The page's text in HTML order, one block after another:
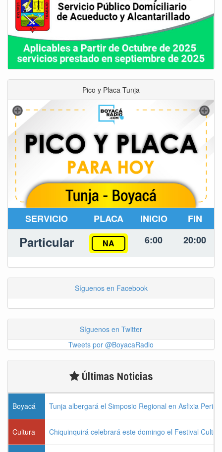
Pico y Placa Tunja
SERVICIO PLACA INICIO FIN
Particular NA 6:00 20:00
Síguenos en Facebook
Síguenos en Twitter
Tweets por @BoyacaRadio
Últimas Noticias
Boyacá Tunja albergará el Simposio Regional en Asfixia
Cultura Chiquinquirá celebrará este domingo el Festival